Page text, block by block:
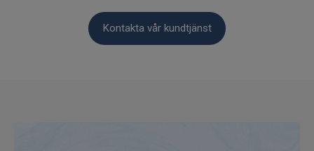
Kontakta vår kundtjänst